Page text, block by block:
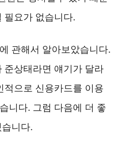
필요가 없습니다.
관해서 알아보았습니다.
준상태라면 얘기가 달라
적으로 신용카드를 이용
니다. 그럼 다음에 더 좋
니다.